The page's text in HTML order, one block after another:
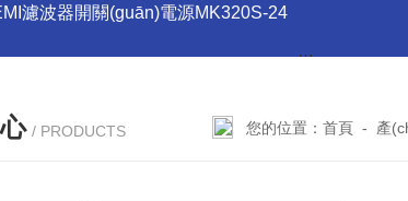
濾波器開關(guān)電源MK320S-24
/ PRODUCTS 您的位置：首頁 - 產